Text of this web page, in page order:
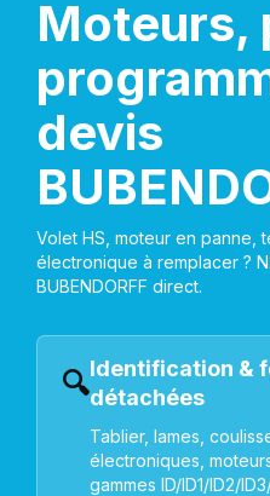
Moteurs,
devis
Volet HS, moteur en panne,
électronique à remplacer ?
BUBENDORFF direct.
🔍Identification &
détachées
Tablier, lames,
électroniques,
gammes ID/ID1/ID2/